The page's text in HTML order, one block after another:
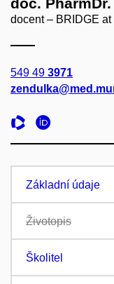
docent – BRIDGE
549 49 3971
Základní údaje
Životopis
Školitel